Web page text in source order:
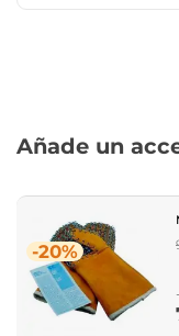
Añade un
-20%